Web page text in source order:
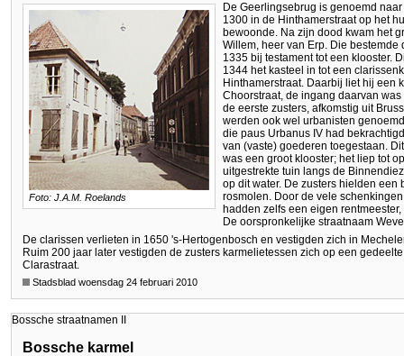
Foto: J.A.M. Roelands
De Geerlingsebrug is genoemd
1300 in de Hinthamerstraat op het
bewoonde. Na zijn dood kwam het
Willem, heer van Erp. Die
1335 bij testament tot een klooster.
1344 het kasteel in tot een
Hinthamerstraat. Daarbij liet hij een
Choorstraat, de ingang daarvan
de eerste zusters, afkomstig uit
werden ook wel urbanisten
die paus Urbanus IV had
van (vaste) goederen toegestaan.
was een groot klooster; het liep tot
uitgestrekte tuin langs de
op dit water. De zusters hielden
rosmolen. Door de vele
hadden zelfs een eigen
De oorspronkelijke straatnaam
De clarissen verlieten in 1650 's-Hertogenbosch en vestigden zich in
Ruim 200 jaar later vestigden de zusters karmelietessen zich op een
Clarastraat.
Stadsblad woensdag 24 februari 2010
Bossche straatnamen II
Bossche karmel